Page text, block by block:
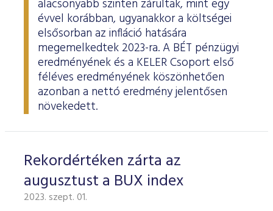
alacsonyabb szinten zárultak, mint egy
évvel korábban, ugyanakkor a költségei
elsősorban az infláció hatására
megemelkedtek 2023-ra. A BÉT pénzügyi
eredményének és a KELER Csoport első
féléves eredményének köszönhetően
azonban a nettó eredmény jelentősen
növekedett.
Rekordértéken zárta az
augusztust a BUX index
2023. szept. 01.